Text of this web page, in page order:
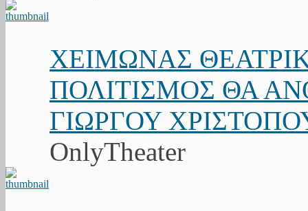
ΧΕΙΜΩΝΑΣ
ΠΟΛΙΤΙΣΜΟΣ ΘΑ
ΓΙΩΡΓΟΥ
OnlyTheater